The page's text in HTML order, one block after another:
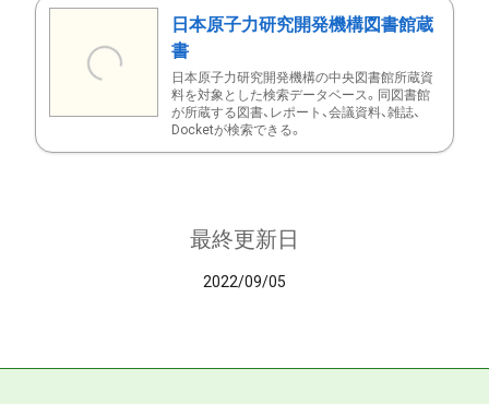
日本原子力研究開発機構図書館蔵
書
日本原子力研究開発機構の中央図書館所蔵資
料を対象とした検索データベース。同図書館
が所蔵する図書、レポート、会議資料、雑誌、
Docketが検索できる。
最終更新日
2022/09/05